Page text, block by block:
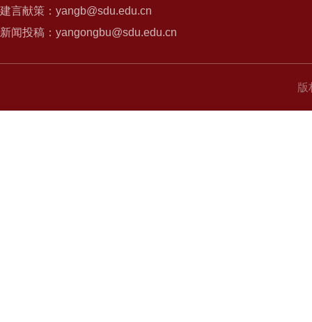
建言献策：yangb@sdu.edu.cn
新闻投稿：yangongbu@sdu.edu.cn
版